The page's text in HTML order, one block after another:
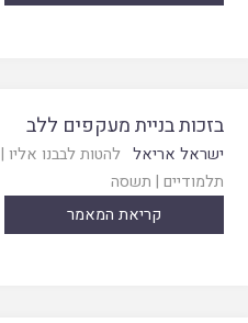
בזכות בניית מעקפים ללב
ישראל אריאל להטות לבבנו אליו |
תלמודיים | תשסה
קריאת המאמר